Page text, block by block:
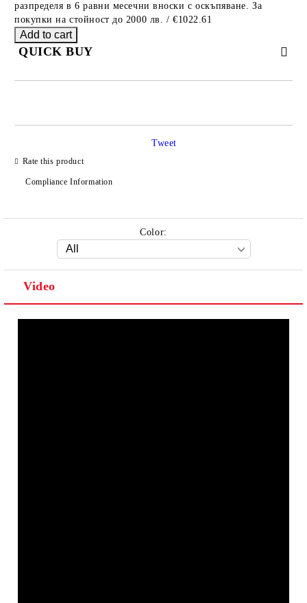
разпределя в 6 равни месечни вноски с оскъпяване. За
покупки на стойност до 2000 лв. / €1022.61
QUICK BUY
We will contact you to finalize the order
Rate this product
Compliance Information
Tweet
Color:
Video